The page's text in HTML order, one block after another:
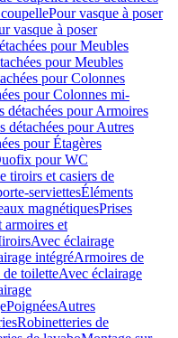
Pour vasque à poser
vasque à poser
pour Meubles
pour Meubles
pour Colonnes
pour Colonnes mi-
détachées pour Armoires
détachées pour Autres
pour Étagères
pour WC
tiroirs et casiers de
serviettesÉléments
magnétiquesPrises
et
Avec éclairage
intégréArmoires de
de toiletteAvec éclairage
PoignéesAutres
Robinetteries de